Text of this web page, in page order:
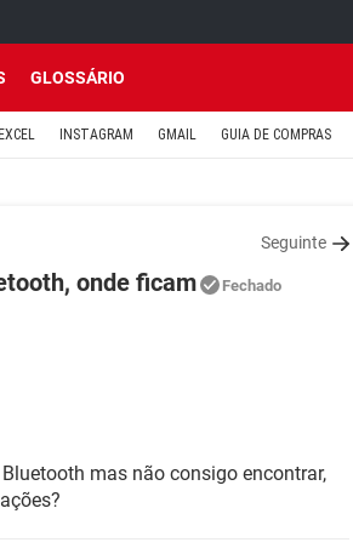
GLOSSÁRIO
EXCEL INSTAGRAM GMAIL GUIA DE COMPRAS
Seguinte
onde ficam Fechado
mas não consigo encontrar,